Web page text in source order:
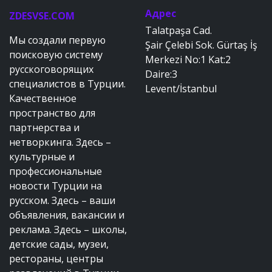
ZDESVSE.COM
Мы создали первую
поисковую систему
русскоговорящих
специалистов в Турции.
Качественное
пространство для
партнерства и
нетворкинга. Здесь –
культурные и
профессиональные
новости Турции на
русском. Здесь – ваши
объявления, вакансии и
реклама. Здесь – школы,
детские сады, музеи,
рестораны, центры
Адрес
Talatpaşa Cad.
Şair Çelebi Sok. Gürtaş İş
Merkezi No:1 Kat:2
Daire:3
Levent/İstanbul